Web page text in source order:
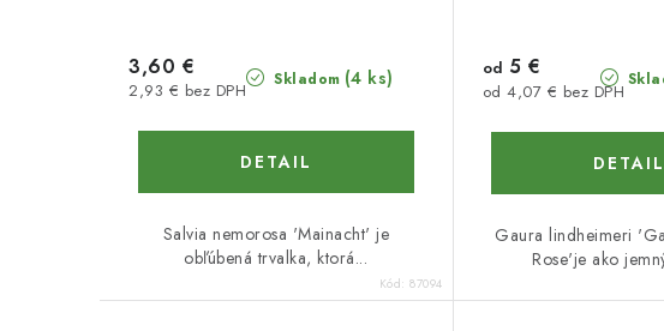
Skladom (4 ks)
2,93 € bez DPH
3,60 €
DETAIL
Salvia nemorosa 'Mainacht' je
obľúbená trvalka, ktorá...
Kód: 87094
od 4,07 € bez DPH
od 5 €
DETAIL
Gaura lindheimeri
Rose'je ako